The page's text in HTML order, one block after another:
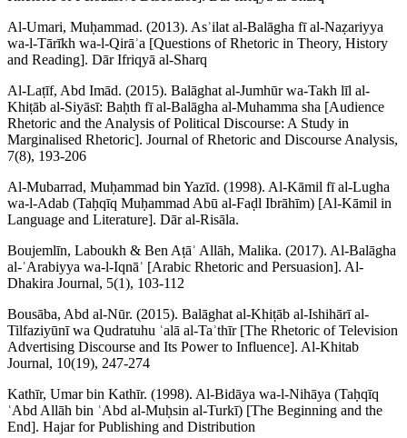
Al-Umari, Muḥammad. (2013). Asʾilat al-Balāgha fī al-Naẓariyya
wa-l-Tārīkh wa-l-Qirāʾa [Questions of Rhetoric in Theory, History
and Reading]. Dār Ifriqyā al-Sharq
Al-Laṭīf, Abd Imād. (2015). Balāghat al-Jumhūr wa-Takh līl al-
Khiṭāb al-Siyāsī: Baḥth fī al-Balāgha al-Muhamma sha [Audience
Rhetoric and the Analysis of Political Discourse: A Study in
Marginalised Rhetoric]. Journal of Rhetoric and Discourse Analysis,
7(8), 193-206
Al-Mubarrad, Muḥammad bin Yazīd. (1998). Al-Kāmil fī al-Lugha
wa-l-Adab (Taḥqīq Muḥammad Abū al-Faḍl Ibrāhīm) [Al-Kāmil in
Language and Literature]. Dār al-Risāla.
Boujemlīn, Laboukh & Ben Aṭāʾ Allāh, Malika. (2017). Al-Balāgha
al-ʿArabiyya wa-l-Iqnāʿ [Arabic Rhetoric and Persuasion]. Al-
Dhakira Journal, 5(1), 103-112
Bousāba, Abd al-Nūr. (2015). Balāghat al-Khiṭāb al-Ishihārī al-
Tilfaziyūnī wa Qudratuhu ʿalā al-Taʾthīr [The Rhetoric of Television
Advertising Discourse and Its Power to Influence]. Al-Khitab
Journal, 10(19), 247-274
Kathīr, Umar bin Kathīr. (1998). Al-Bidāya wa-l-Nihāya (Taḥqīq
ʿAbd Allāh bin ʿAbd al-Muḥsin al-Turkī) [The Beginning and the
End]. Hajar for Publishing and Distribution